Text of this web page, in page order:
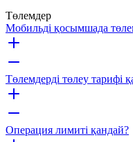
Төлемдер
Мобильді қосымшада
Төлемдерді төлеу тарифі
Операция лимиті қандай?